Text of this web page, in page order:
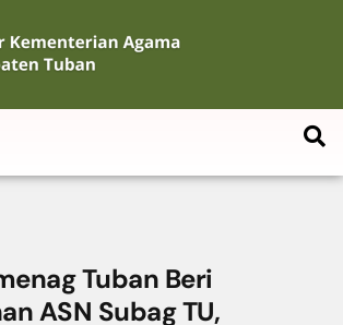
Tuban Beri
ASN Subag TU,